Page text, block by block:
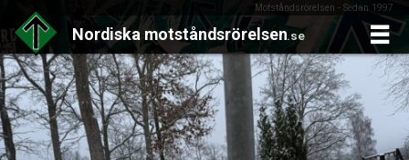
Motståndsrörelsen - Sedan 1997
Nordiska motståndsrörelsen.se
Skip
to
content